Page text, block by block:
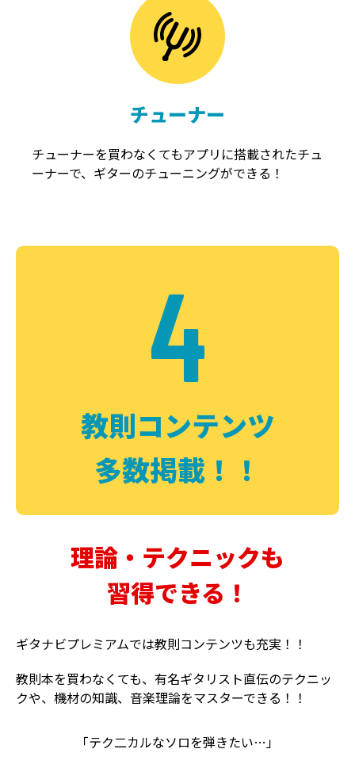
チューナー
チューナーを買わなくてもアプリに搭載されたチュ
ーナーで、ギターのチューニングができる！
4
教則コンテンツ
多数掲載！！
理論・テクニックも
習得できる！
ギタナビプレミアムでは教則コンテンツも充実！！
教則本を買わなくても、有名ギタリスト直伝のテクニッ
クや、機材の知識、音楽理論をマスターできる！！
「テク二カルなソロを弾きたい…」